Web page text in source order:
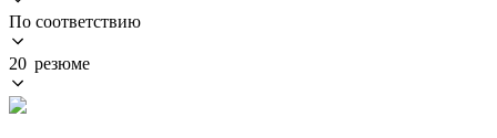
По соответствию
20 резюме